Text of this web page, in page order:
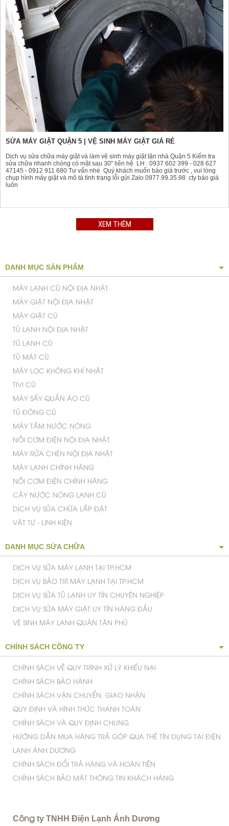
SỬA MÁY GIẶT QUẬN 5 | VỆ SINH MÁY GIẶT GIÁ RẺ
Dịch vụ sửa chữa máy giặt và làm vệ sinh máy giặt tận nhà Quận 5 Kiểm tra
sửa chữa nhanh chóng có mặt sau 30'' liên hệ LH : 0937 602 399 - 028 627
47145 - 0912 911 680 Tư vấn nhé Quý khách muốn báo giá trước , vui lòng
chụp hình máy giặt và mô tả tình trạng lỗi gửi Zalo 0977.99.35.98 cty báo giá
luôn
XEM THÊM
DANH MỤC SẢN PHẨM
MÁY LẠNH CŨ NỘI ĐỊA NHẬT
MÁY GIẶT NỘI ĐỊA NHẬT
MÁY GIẶT CŨ
TỦ LẠNH NỘI ĐỊA NHẬT
TỦ LẠNH CŨ
TỦ MÁT CŨ
MÁY LỌC KHÔNG KHÍ NHẬT
TIVI CŨ
MÁY SẤY QUẦN ÁO CŨ
TỦ ĐÔNG CŨ
MÁY TẮM NƯỚC NÓNG
NỒI CƠM ĐIỆN NỘI ĐỊA NHẬT
MÁY RỬA CHÉN NỘI ĐỊA NHẬT
MÁY LẠNH CHÍNH HÃNG
NỒI CƠM ĐIỆN CHÍNH HÃNG
CÂY NƯỚC NÓNG LẠNH CŨ
DỊCH VỤ SỬA CHỮA LẮP ĐẶT
VẬT TƯ - LINH KIỆN
DANH MỤC SỬA CHỮA
DỊCH VỤ SỬA MÁY LẠNH TẠI TP.HCM
DỊCH VỤ BẢO TRÌ MÁY LẠNH TẠI TP.HCM
DỊCH VỤ SỬA TỦ LẠNH UY TÍN CHUYÊN NGHIỆP
DỊCH VỤ SỬA MÁY GIẶT UY TÍN HÀNG ĐẦU
VỆ SINH MÁY LẠNH QUẬN TÂN PHÚ
CHÍNH SÁCH CÔNG TY
CHÍNH SÁCH VỀ QUY TRÌNH XỬ LÝ KHIẾU NẠI
CHÍNH SÁCH BẢO HÀNH
CHÍNH SÁCH VẬN CHUYỂN, GIAO NHẬN
QUY ĐỊNH VÀ HÌNH THỨC THANH TOÁN
CHÍNH SÁCH VÀ QUY ĐỊNH CHUNG
HƯỚNG DẪN MUA HÀNG TRẢ GÓP QUA THẺ TÍN DỤNG TẠI ĐIỆN
LẠNH ÁNH DƯƠNG
CHÍNH SÁCH ĐỔI TRẢ HÀNG VÀ HOÀN TIỀN
CHÍNH SÁCH BẢO MẬT THÔNG TIN KHÁCH HÀNG
Công ty TNHH Điện Lạnh Ánh Dương